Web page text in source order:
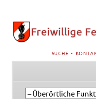
NAVIGATION
ÜBERSPRINGEN
SUCHE
Navigation